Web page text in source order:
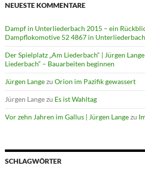
NEUESTE KOMMENTARE
Dampf in Unterliederbach 2015 – ein
Dampflokomotive 52 4867 in Unterliederbach
Der Spielplatz „Am Liederbach“ | Jürgen Lange
Liederbach“ – Bauarbeiten beginnen
Jürgen Langezu Orion im Pazifik gewassert
Jürgen Langezu Es ist Wahltag
Vor zehn Jahren im Gallus | Jürgen Langezu
SCHLAGWÖRTER